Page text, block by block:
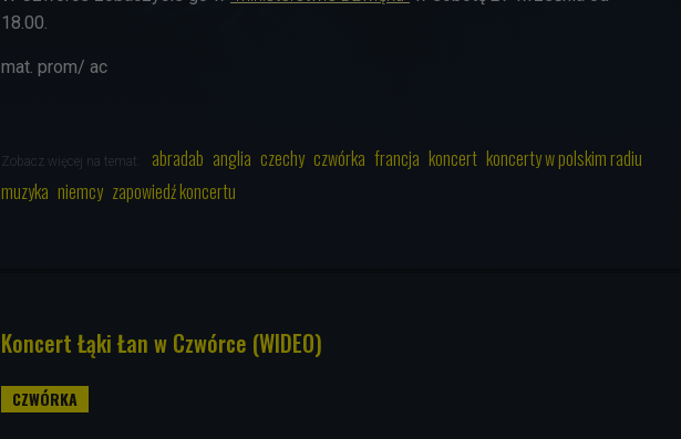
18.00.
mat. prom/ ac
Zobacz więcej na temat: abradab anglia czechy czwórka francja koncert koncerty w polskim radiu
muzyka niemcy zapowiedź koncertu
Koncert Łąki Łan w Czwórce (WIDEO)